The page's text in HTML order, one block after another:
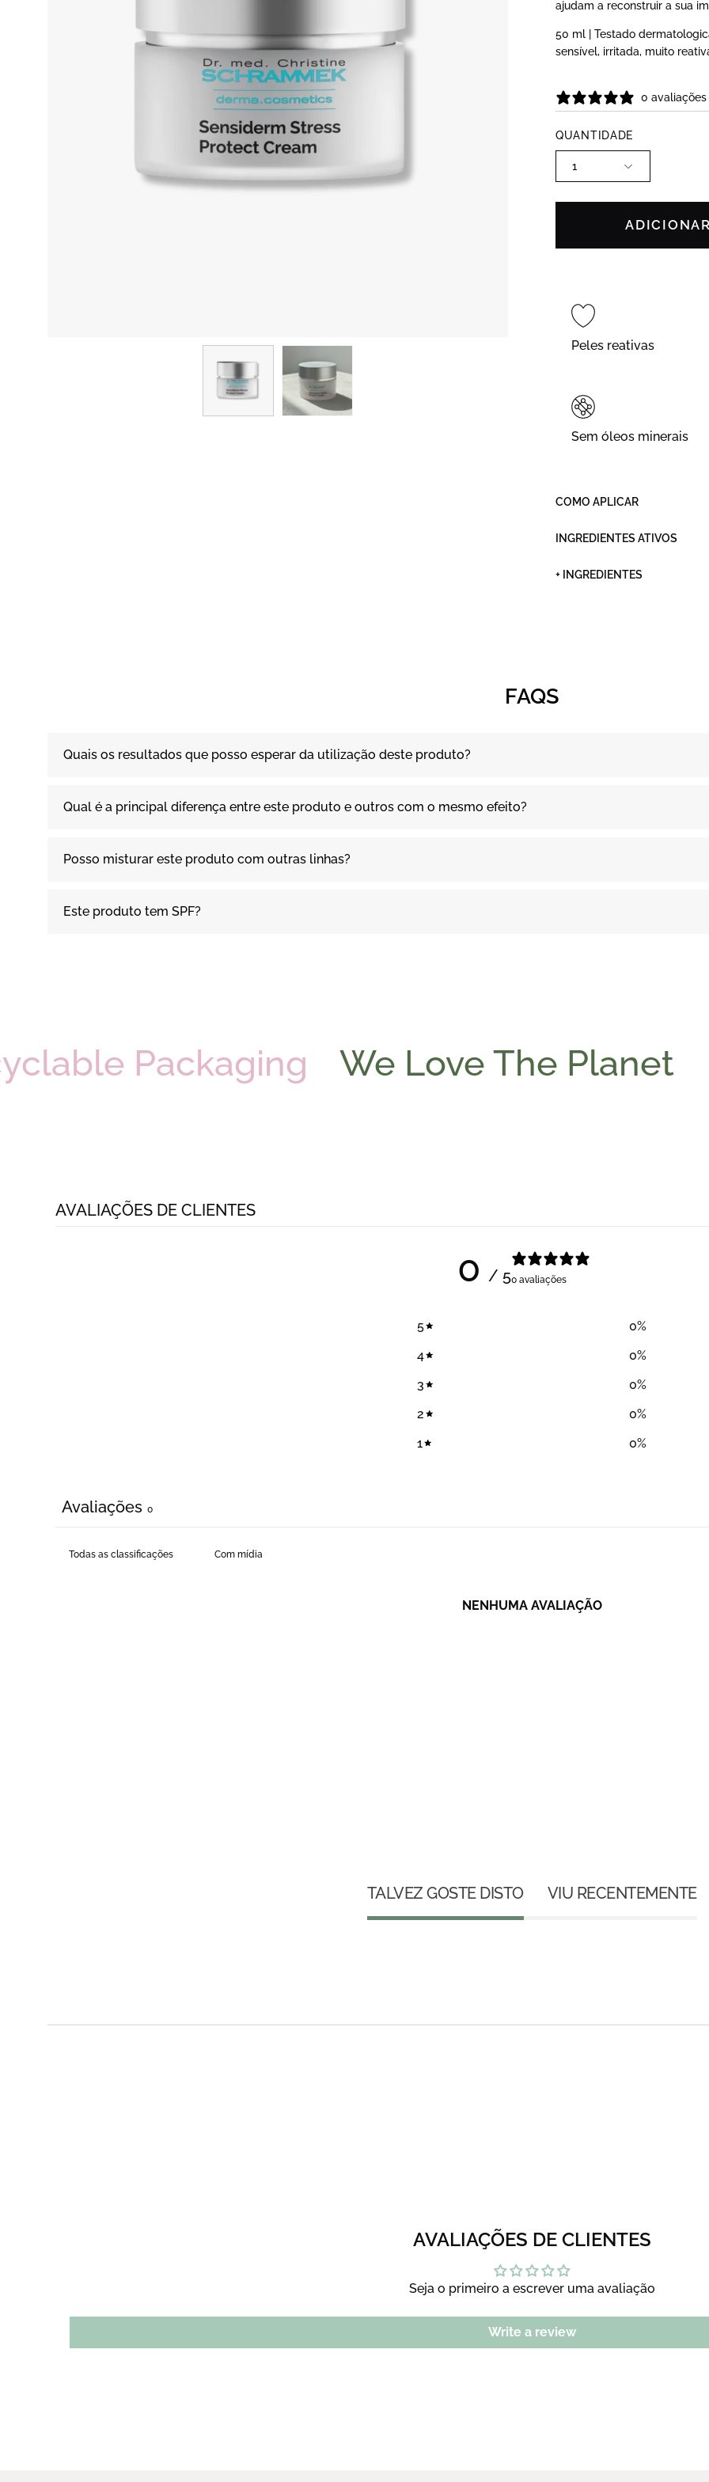
ajudam a reconstruir a sua
50 ml | Testado
sensível, irritada, muito
0 avaliações
QUANTIDADE
1
ADICIONAR
Peles reativas
Sem óleos minerais
COMO APLICAR
INGREDIENTES ATIVOS
+ INGREDIENTES
FAQS
Quais os resultados que posso esperar da utilização deste produto?
Qual é a principal diferença entre este produto e outros com o mesmo efeito?
Posso misturar este produto com outras linhas?
Este produto tem SPF?
Packaging We Love The Planet
AVALIAÇÕES DE CLIENTES
0 / 50 avaliações
5 0%
4
0%
3
0%
2
0%
1
0%
Avaliações 0
Com mídia
NENHUMA AVALIAÇÃO
TALVEZ GOSTE DISTO VIU RECENTEMENTE
AVALIAÇÕES DE CLIENTES
Seja o primeiro a escrever uma avaliação
Write a review